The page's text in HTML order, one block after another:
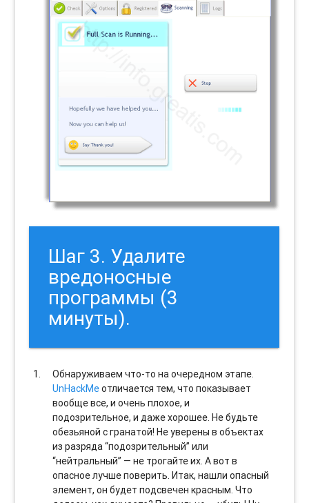
Шаг 3. Удалите
вредоносные
программы (3
минуты).
Обнаруживаем что-то на очередном этапе.
UnHackMeотличается тем, что показывает
вообще все, и очень плохое, и
подозрительное, и даже хорошее. Не будьте
обезьяной с гранатой! Не уверены в объектах
из разряда “подозрительный” или
“нейтральный” — не трогайте их. А вот в
опасное лучше поверить. Итак, нашли опасный
элемент, он будет подсвечен красным. Что